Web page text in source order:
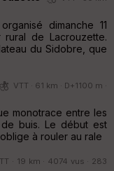
dimanche 11
de Lacrouzette.
du Sidobre, que
VTT · 61 km · D+1100 m ·
monotrace entre les
buis. Le début est
à rouler au rale
· 19 km · 4074 vus · 283